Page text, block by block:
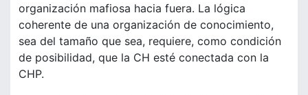
organización mafiosa hacia fuera. La lógica
coherente de una organización de conocimiento,
sea del tamaño que sea, requiere, como condición
de posibilidad, que la CH esté conectada con la
CHP.